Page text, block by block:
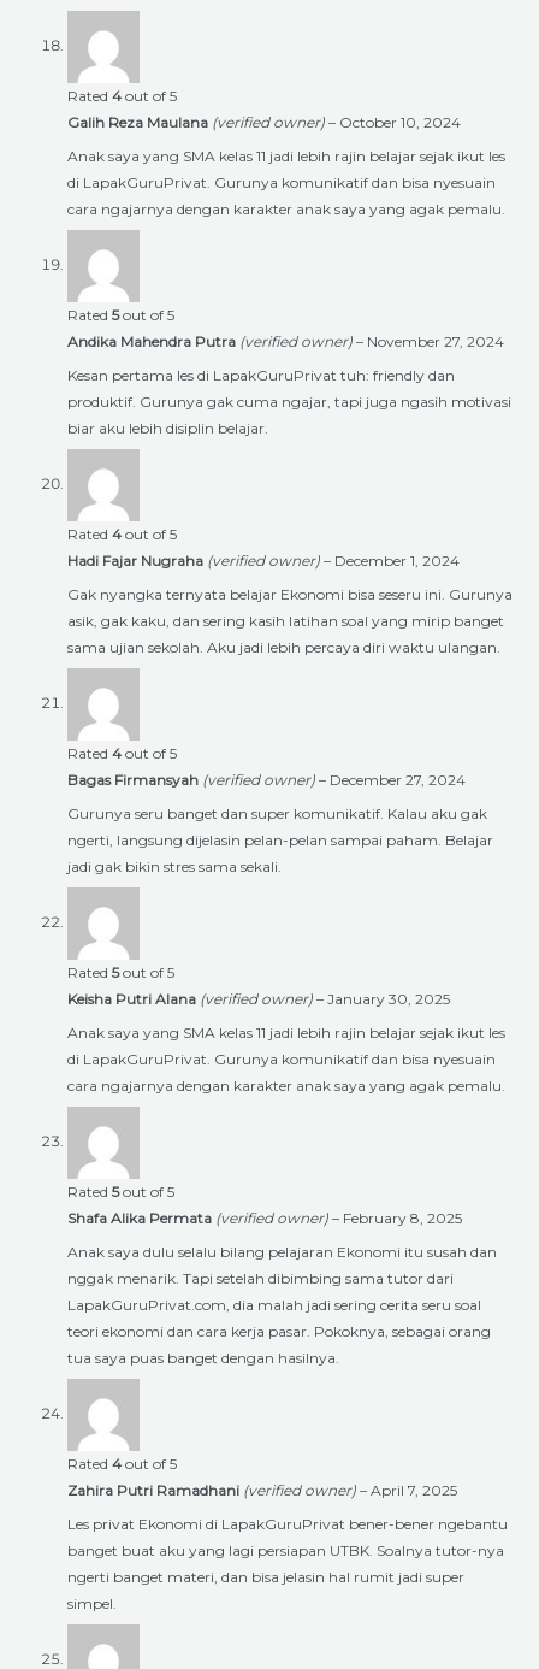
Rated 4 out of 5
Galih Reza Maulana (verified owner) – October 10, 2024
Anak saya yang SMA kelas 11 jadi lebih rajin belajar sejak ikut les
di LapakGuruPrivat. Gurunya komunikatif dan bisa nyesuain
cara ngajarnya dengan karakter anak saya yang agak pemalu.
Rated 5out of 5
Andika Mahendra Putra (verified owner) – November 27, 2024
Kesan pertama les di LapakGuruPrivat tuh: friendly dan
produktif. Gurunya gak cuma ngajar, tapi juga ngasih motivasi
biar aku lebih disiplin belajar.
Rated 4 out of 5
Hadi Fajar Nugraha (verified owner) – December 1, 2024
Gak nyangka ternyata belajar Ekonomi bisa seseru ini. Gurunya
asik, gak kaku, dan sering kasih latihan soal yang mirip banget
sama ujian sekolah. Aku jadi lebih percaya diri waktu ulangan.
Rated 4 out of 5
Bagas Firmansyah (verified owner) – December 27, 2024
Gurunya seru banget dan super komunikatif. Kalau aku gak
ngerti, langsung dijelasin pelan-pelan sampai paham. Belajar
jadi gak bikin stres sama sekali.
Rated 5out of 5
Keisha Putri Alana (verified owner) – January 30, 2025
Anak saya yang SMA kelas 11 jadi lebih rajin belajar sejak ikut les
di LapakGuruPrivat. Gurunya komunikatif dan bisa nyesuain
cara ngajarnya dengan karakter anak saya yang agak pemalu.
Rated 5out of 5
Shafa Alika Permata (verified owner) – February 8, 2025
Anak saya dulu selalu bilang pelajaran Ekonomi itu susah dan
nggak menarik. Tapi setelah dibimbing sama tutor dari
LapakGuruPrivat.com, dia malah jadi sering cerita seru soal
teori ekonomi dan cara kerja pasar. Pokoknya, sebagai orang
tua saya puas banget dengan hasilnya.
Rated 4 out of 5
Zahira Putri Ramadhani (verified owner) – April 7, 2025
Les privat Ekonomi di LapakGuruPrivat bener-bener ngebantu
banget buat aku yang lagi persiapan UTBK. Soalnya tutor-nya
ngerti banget materi, dan bisa jelasin hal rumit jadi super
simpel.